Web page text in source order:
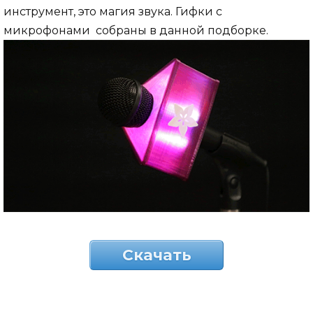
инструмент, это магия звука. Гифки с
микрофонами собраны в данной подборке.
Скачать